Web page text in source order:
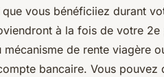
vous bénéficiiez durant
à la fois de votre
mécanisme de rente viagère
bancaire. Vous